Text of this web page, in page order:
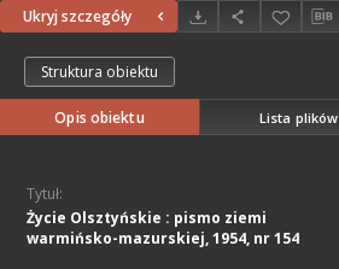
Ukryj szczegóły
Struktura obiektu
Opis obiektu Lista plików
Tytuł:
Życie Olsztyńskie : pismo ziemi
warmińsko-mazurskiej, 1954, nr 154